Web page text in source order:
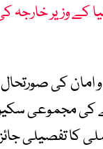
وزیر خارجہ
و امان کی
کا تفصیلی